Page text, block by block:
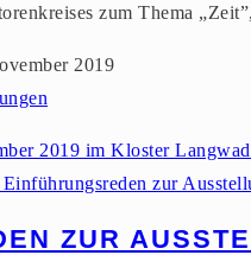
zum Thema
2019
2019 im Kloster
ZUR